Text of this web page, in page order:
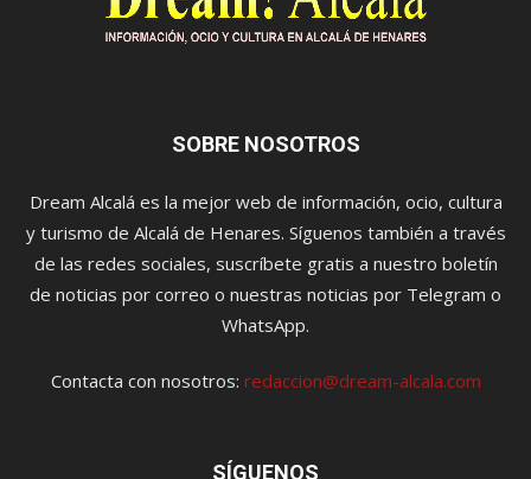
SOBRE NOSOTROS
Dream Alcalá es la mejor web de información, ocio, cultura
y turismo de Alcalá de Henares. Síguenos también a través
de las redes sociales, suscríbete gratis a nuestro boletín
de noticias por correo o nuestras noticias por Telegram o
WhatsApp.
Contacta con nosotros: redaccion@dream-alcala.com
SÍGUENOS